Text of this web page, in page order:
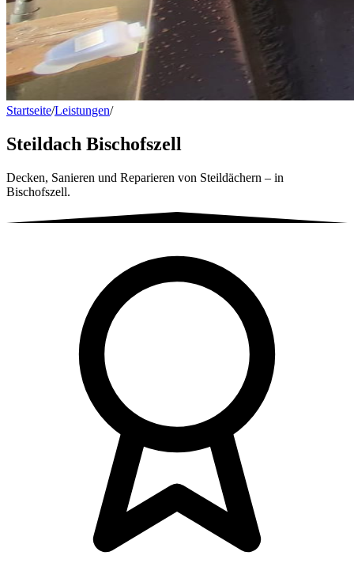
Startseite/Leistungen/Steildach Bischofszell
Steildach Bischofszell
Decken, Sanieren und Reparieren von Steildächern – in
Bischofszell.